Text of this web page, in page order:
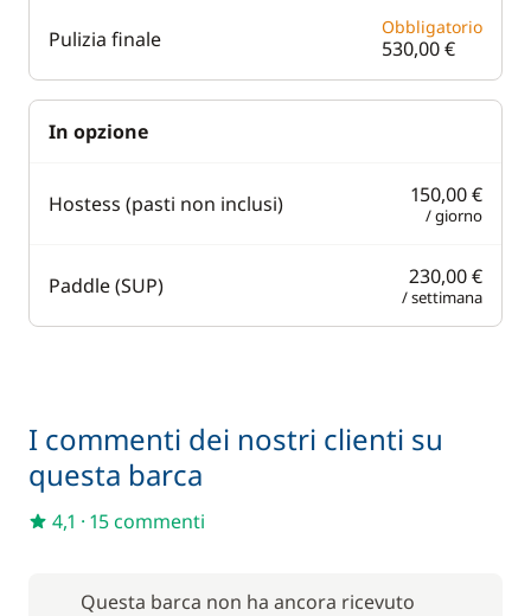
Pulizia finale Obbligatorio
530,00 €
In opzione
Hostess (pasti non inclusi) 150,00 €
/ giorno
Paddle (SUP) 230,00 €
/ settimana
I commenti dei nostri clienti su
questa barca
4,1 · 15 commenti
Questa barca non ha ancora ricevuto